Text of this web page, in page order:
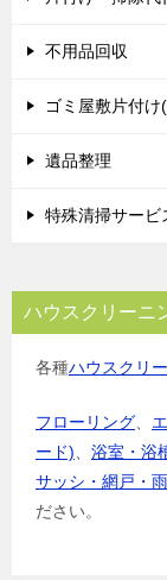
不用品回収
ゴミ屋敷片付け
遺品整理
特殊清掃サービ
ハウスクリーニ
各種ハウスクリ
フローリング
ード)
浴室・浴
サッシ・網戸・
ださい。